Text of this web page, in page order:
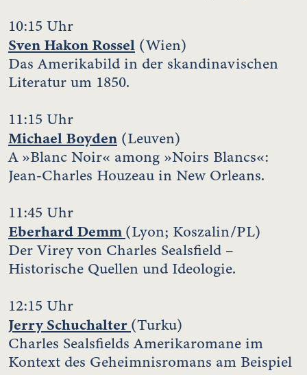
10:15 Uhr
Sven Hakon Rossel (Wien)
Das Amerikabild in der skandinavischen
Literatur um 1850.
11:15 Uhr
Michael Boyden (Leuven)
A »Blanc Noir« among »Noirs Blancs«:
Jean-Charles Houzeau in New Orleans.
11:45 Uhr
Eberhard Demm (Lyon; Koszalin/PL)
Der Virey von Charles Sealsfield –
Historische Quellen und Ideologie.
12:15 Uhr
Jerry Schuchalter (Turku)
Charles Sealsfields Amerikaromane im
Kontext des Geheimnisromans am Beispiel